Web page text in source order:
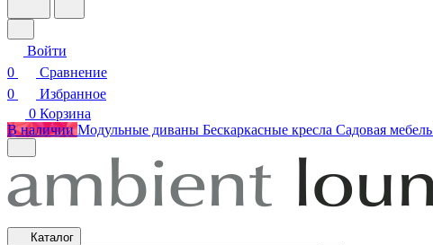
Войти
0
Сравнение
0
Избранное
0 Корзина
В наличии Модульные диваны Бескаркасные кресла Садовая мебель
Каталог